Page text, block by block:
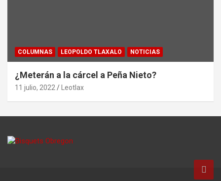
COLUMNAS LEOPOLDO TLAXALO NOTICIAS
¿Meterán a la cárcel a Peña Nieto?
11 julio, 2022 Leotlax